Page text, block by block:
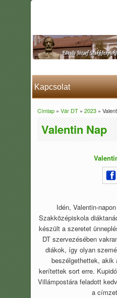
Jelenlegi hely
Címlap» Vár DT» 2023»
Valentin Nap
Idén, Valentin-
Szakközépiskola
készült a szeretet
DT szervezésében
diákok, így olyan
beszélgethettek, akik
kerítettek sort erre.
Villámpostára feladott
a